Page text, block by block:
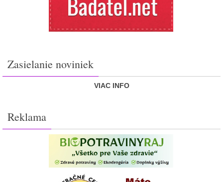
Zasielanie noviniek
VIAC INFO
Reklama